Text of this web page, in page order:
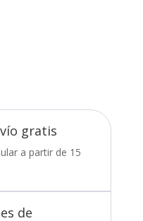
gratis
a partir de 15
de